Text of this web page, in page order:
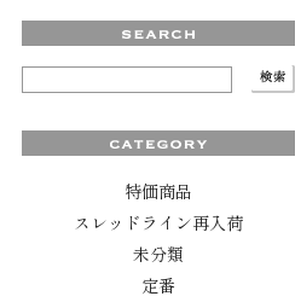
特価商品
スレッドライン再入荷
未分類
定番